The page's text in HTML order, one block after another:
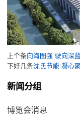
上个条
下好几条
新闻分组
博览会消息